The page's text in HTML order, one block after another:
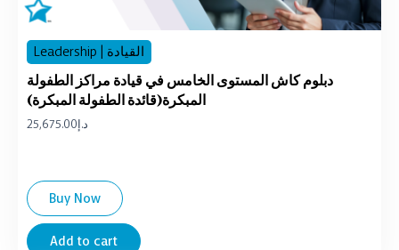
Leadership | القيادة
دبلوم كاش المستوى الخامس في قيادة مراكز الطفولة
المبكرة(قائدة الطفولة المبكرة)
د.إ 25,675.00
Add to cart
Buy Now